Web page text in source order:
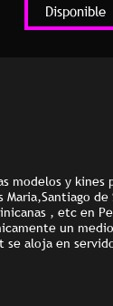
Disponible
modelos y kines
Maria,Santiago
, etc en
un
se aloja en